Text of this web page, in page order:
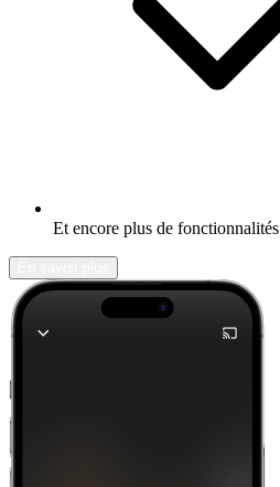
Et encore plus de fonctionnalités